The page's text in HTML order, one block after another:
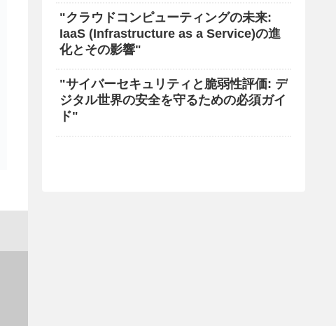
"クラウドコンピューティングの未来:
IaaS (Infrastructure as a Service)の進
化とその影響"
"サイバーセキュリティと脆弱性評価: デ
ジタル世界の安全を守るための必須ガイ
ド"